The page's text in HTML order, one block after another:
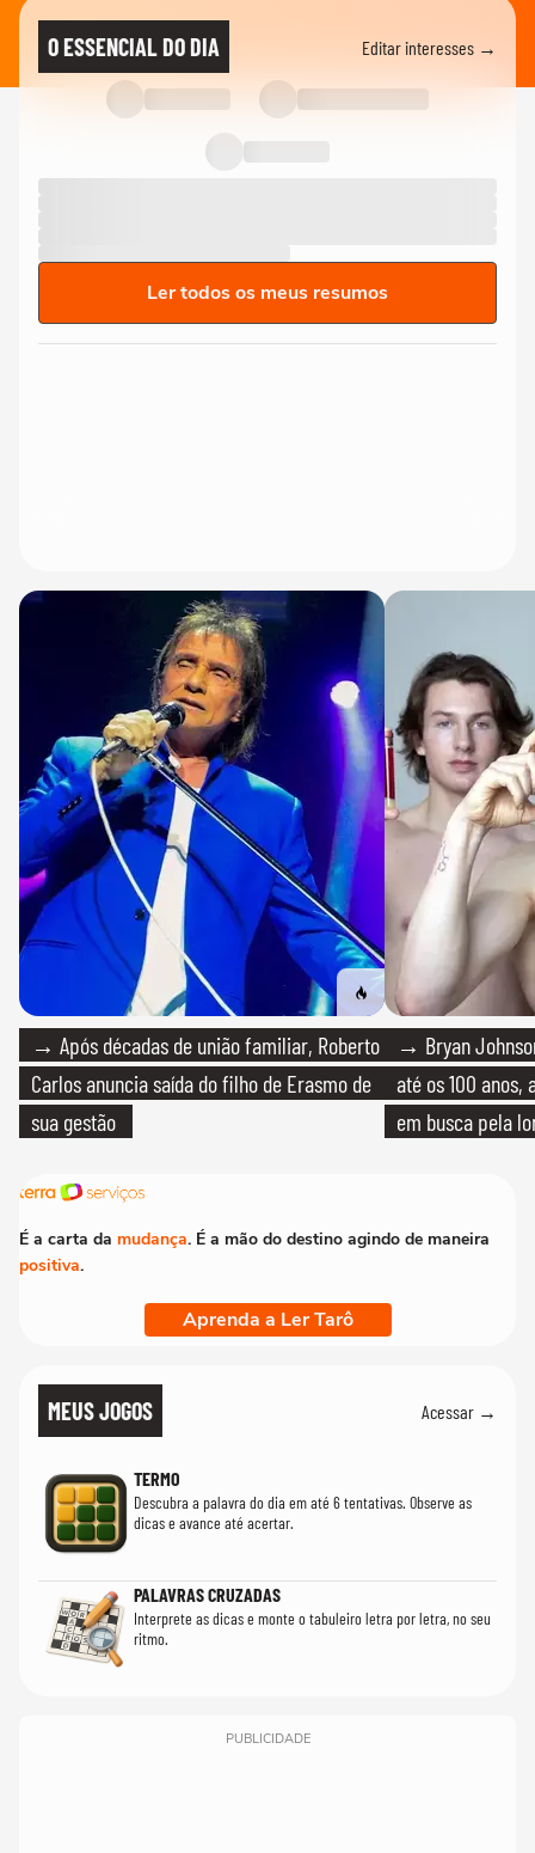
O ESSENCIAL DO DIA Editar interesses →
Ler todos os meus resumos
→ Após décadas de união familiar, Roberto
Carlos anuncia saída do filho de Erasmo de
sua gestão
→ Bryan
até os 100
em busca pela
É a carta da mudança. É a mão do destino agindo de maneira
positiva.
Aprenda a Ler Tarô
MEUS JOGOS Acessar →
TERMO
Descubra a palavra do dia em até 6 tentativas. Observe as
dicas e avance até acertar.
PALAVRAS CRUZADAS
Interprete as dicas e monte o tabuleiro letra por letra, no seu
ritmo.
PUBLICIDADE